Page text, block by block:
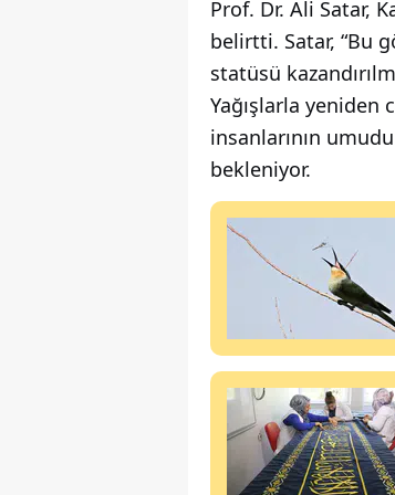
Prof. Dr. Ali Satar,
belirtti. Satar, “Bu
statüsü
Yağışlarla
insanlarının
bekleniyor.